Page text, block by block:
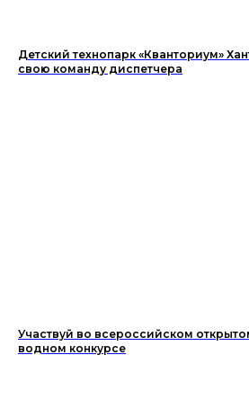
Детский технопарк «Кванториум»
свою команду диспетчера
Участвуй во всероссийском
водном конкурсе